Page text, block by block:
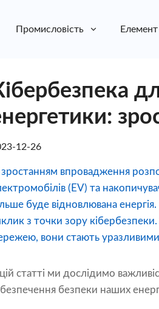
Промисловість Елемент
12-26
зростанням впровадження
(EV) та
буде відновлювана
з точки зору
вони стають уразливими
статті ми дослідимо
безпеки наших